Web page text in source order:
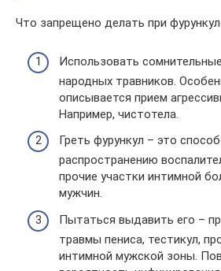
Что запрещено делать при
Использовать
народных травников.
описывается прием
Например, чистотела.
Греть фурункул – это
распространению
прочие участки интимной
мужчин.
Пытаться выдавить его –
травмы пениса, тестикул,
интимной мужской зоны.